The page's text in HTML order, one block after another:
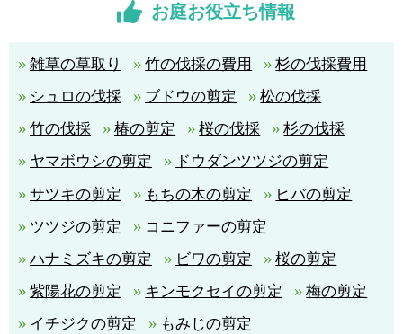
お庭お役立ち情報
雑草の草取り 竹の伐採の費用
杉の伐採費用
シュロの伐採
ブドウの剪定
松の伐採
竹の伐採
椿の剪定 桜の伐採
杉の伐採
ヤマボウシの剪定
ドウダンツツジの剪定
サツキの剪定
もちの木の剪定
ヒバの剪定
ツツジの剪定
コニファーの剪定
ハナミズキの剪定
ビワの剪定
桜の剪定
紫陽花の剪定
キンモクセイの剪定
梅の剪定
イチジクの剪定
もみじの剪定